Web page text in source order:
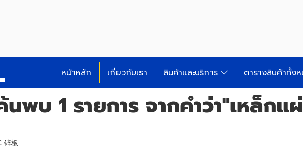
หน้าหลัก เกี่ยวกับเรา สินค้าและบริการ ตารางสินค้าทั้ง
นพบ 1 รายการ จากคำว่า"เหล็ก
锌板